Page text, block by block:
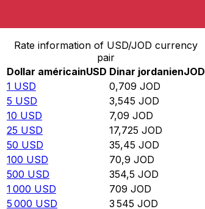
Rate information of USD/JOD currency
pair
Dollar américainUSD Dinar jordanienJOD
1 USD 0,709 JOD
5 USD 3,545 JOD
10 USD 7,09 JOD
25 USD 17,725 JOD
50 USD 35,45 JOD
100 USD 70,9 JOD
500 USD 354,5 JOD
1 000 USD 709 JOD
5 000 USD 3 545 JOD